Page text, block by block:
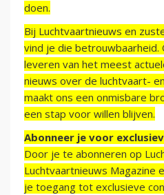
doen.
Bij Luchtvaartnieuws en
vind je die
leveren van het meest
nieuws over de luchtvaart-
maakt ons een onmisbare
een stap voor willen blijven.
Abonneer je voor
Door je te abonneren op
Luchtvaartnieuws Magazine
je toegang tot exclusieve